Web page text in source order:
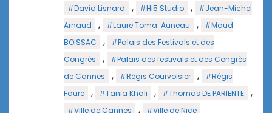
#David Lisnard , #Hi5 Studio ,
#Jean-Michel
Arnaud
, #Laure Toma Auneau ,
#Maud
BOISSAC
,
#Palais des Festivals et des
Congrès
,
#Palais des festivals et des Congrès
de Cannes
, #Régis Courvoisier ,
#Régis
Faure
, #Tania Khali , #Thomas DE PARIENTE ,
#Ville de Cannes , #Ville de Nice